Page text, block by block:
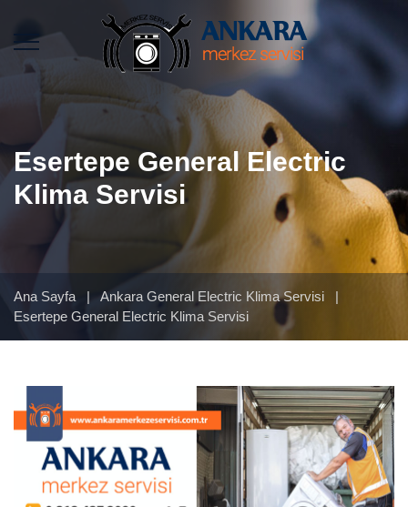
Esertepe General Electric
Klima Servisi
Ana Sayfa | Ankara General Electric Klima Servisi
|
Esertepe General Electric Klima Servisi